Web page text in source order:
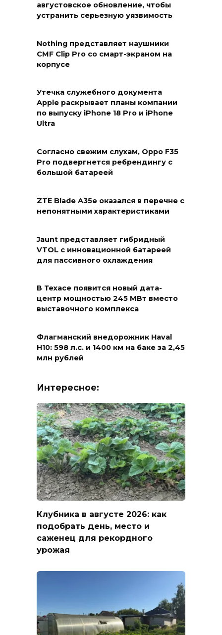
августовское обновление, чтобы
устранить серьезную уязвимость
Nothing представляет наушники
CMF Clip Pro со смарт-экраном на
корпусе
Утечка служебного документа
Apple раскрывает планы компании
по выпуску iPhone 18 Pro и iPhone
Ultra
Согласно свежим слухам, Oppo F35
Pro подвергнется ребрендингу с
большой батареей
ZTE Blade A35e оказался в перечне с
непонятными характеристиками
Jaunt представляет гибридный
VTOL с инновационной батареей
для пассивного охлаждения
В Техасе появится новый дата-
центр мощностью 245 МВт вместо
выставочного комплекса
Флагманский внедорожник Haval
H10: 598 л.с. и 1400 км на баке за 2,45
млн рублей
Интересное:
Клубника в августе 2026: как
подобрать день, место и
саженец для рекордного
урожая